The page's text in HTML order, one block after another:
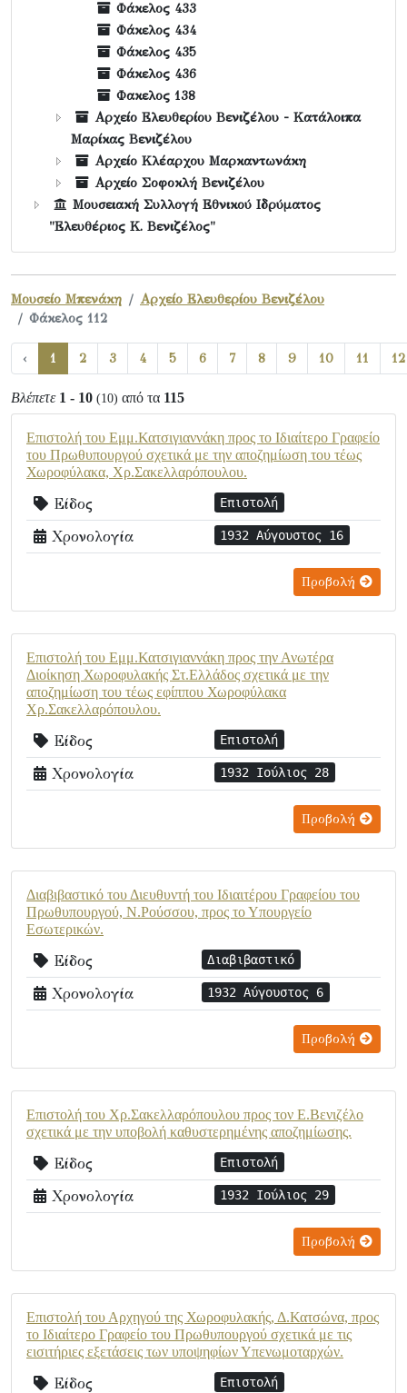
Φάκελος 433
Φάκελος 434
Φάκελος 435
Φάκελος 436
Φακελος 138
Αρχείο Ελευθερίου Βενιζέλου - Κατάλοιπα
Μαρίκας Βενιζέλου
Αρχείο Κλέαρχου Μαρκαντωνάκη
Αρχείο Σοφοκλή Βενιζέλου
Μουσειακή Συλλογή Εθνικού Ιδρύματος
"Ελευθέριος Κ. Βενιζέλος"
Μουσείο Μπενάκη
Αρχείο Ελευθερίου Βενιζέλου
Φάκελος 112
‹ 1 2 3 4 5 6 7 8 9 10 11 12
Βλέπετε 1 - 10 (10) από τα 115
Επιστολή του Εμμ.Κατσιγιαννάκη προς το Ιδιαίτερο Γραφείο
του Πρωθυπουργού σχετικά με την αποζημίωση του τέως
Χωροφύλακα, Χρ.Σακελλαρόπουλου.
Είδος Επιστολή
Χρονολογία 1932 Αύγουστος 16
Προβολή
Επιστολή του Εμμ.Κατσιγιαννάκη προς την Ανωτέρα
Διοίκηση Χωροφυλακής Στ.Ελλάδος σχετικά με την
αποζημίωση του τέως εφίππου Χωροφύλακα
Χρ.Σακελλαρόπουλου.
Είδος Επιστολή
Χρονολογία 1932 Ιούλιος 28
Προβολή
Διαβιβαστικό του Διευθυντή του Ιδιαιτέρου Γραφείου του
Πρωθυπουργού, Ν.Ρούσσου, προς το Υπουργείο
Εσωτερικών.
Είδος Διαβιβαστικό
Χρονολογία 1932 Αύγουστος 6
Προβολή
Επιστολή του Χρ.Σακελλαρόπουλου προς τον Ε.Βενιζέλο
σχετικά με την υποβολή καθυστερημένης αποζημίωσης.
Είδος Επιστολή
Χρονολογία 1932 Ιούλιος 29
Προβολή
Επιστολή του Αρχηγού της Χωροφυλακής, Δ.Κατσώνα, προς
το Ιδιαίτερο Γραφείο του Πρωθυπουργού σχετικά με τις
εισιτήριες εξετάσεις των υποψηφίων Υπενωμοταρχών.
Είδος Επιστολή